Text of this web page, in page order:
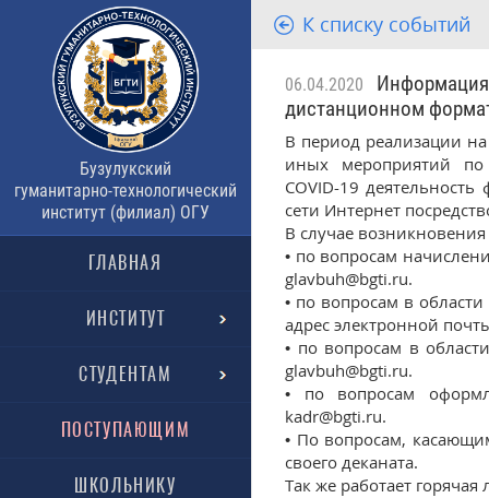
Бузулукский
гуманитарно-технологический
институт (филиал) ОГУ
ГЛАВНАЯ
ИНСТИТУТ
СТУДЕНТАМ
ПОСТУПАЮЩИМ
ШКОЛЬНИКУ
К списку событий
06.04.2020
Информация
дистанционном
В период реализации
иных мероприятий по
COVID-19
сети Интернет
В случае
• по вопросам
glavbuh@bgti.ru.
• по вопросам в
адрес электронной
• по вопросам в
glavbuh@bgti.ru.
• по вопросам
kadr@bgti.ru.
• По вопросам,
своего деканата.
Так же работает